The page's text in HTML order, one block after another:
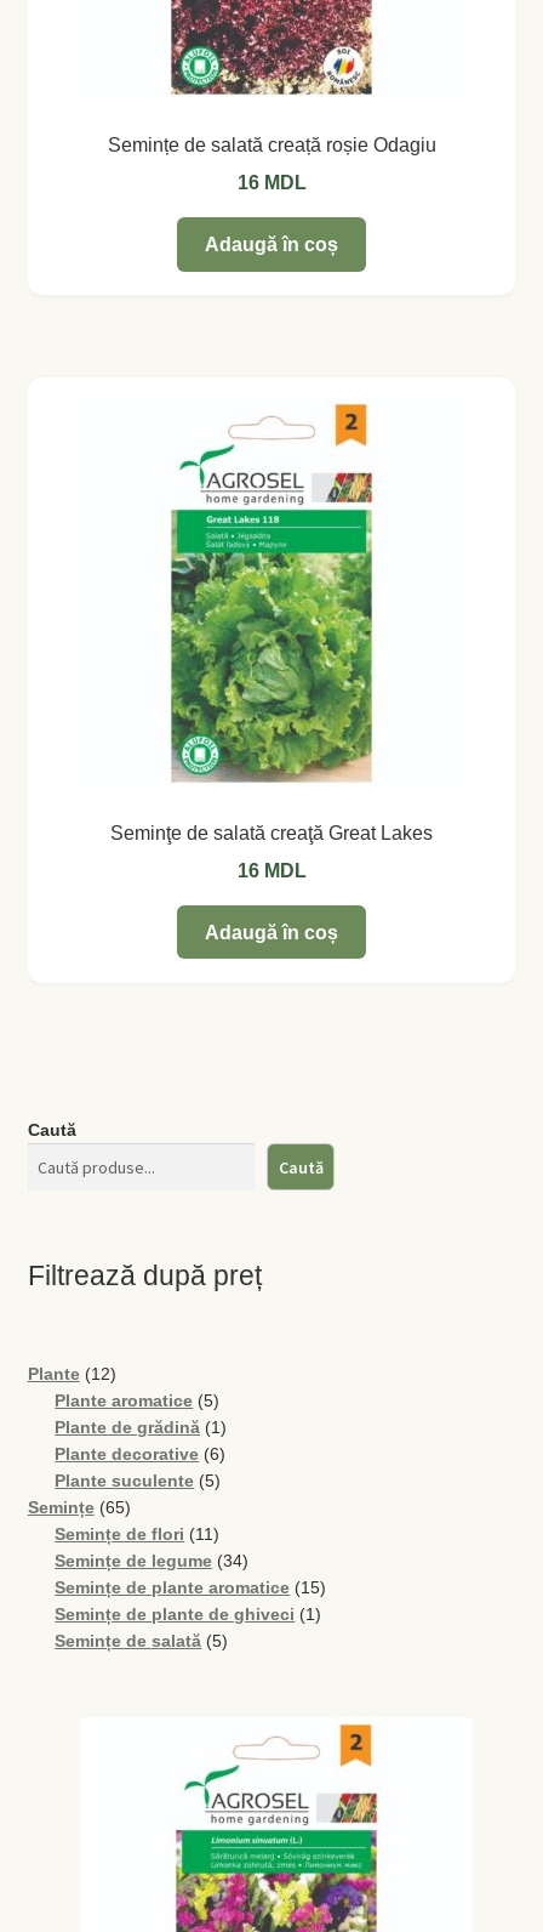
Semințe de salată creață roșie Odagiu
16 MDL
Adaugă în coș
Seminţe de salată creaţă Great Lakes
16 MDL
Adaugă în coș
Caută
Caută
Filtrează după preț
Plante 1212
produse
Plante aromatice 55
produse
Plante de grădină 11
produs
Plante decorative 66
produse
Plante suculente 55
Semințe 6565
de
produse
Semințe de flori 1111
produse
Semințe de legume 3434
de
produse
Semințe de plante aromatice 1515
produse
Semințe de plante de ghiveci 11
Semințe de salată 55